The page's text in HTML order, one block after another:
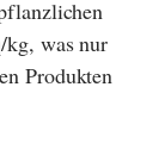
kg, was nur
Produkten